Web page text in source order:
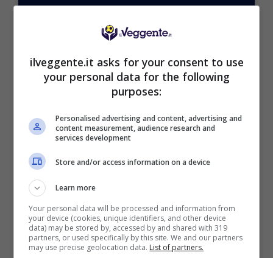
200€
VERIFICA
Mostra Informazioni
Per i nuovi registrati: 100% fino a 2.000€ in Bonus
Scommesse + 50% del primo deposito fino a 50€
2050€
VERIFICA
ilveggente.it asks for your consent to use
your personal data for the following
purposes:
Personalised advertising and content, advertising and
content measurement, audience research and
services development
Store and/or access information on a device
Learn more
Your personal data will be processed and information from
your device (cookies, unique identifiers, and other device
data) may be stored by, accessed by and shared with 319
partners, or used specifically by this site. We and our partners
may use precise geolocation data. List of partners.